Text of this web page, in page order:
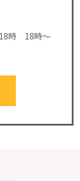
時 18時～